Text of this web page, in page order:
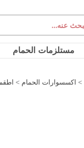
مستلزمات الحمام
> اكسسوارات الحمام >